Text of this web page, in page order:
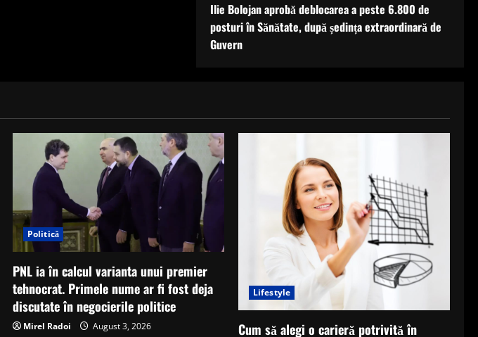
Ilie Bolojan aprobă deblocarea a peste 6.800 de
posturi în Sănătate, după ședința extraordinară de
Guvern
Politică
PNL ia în calcul varianta unui premier
tehnocrat. Primele nume ar fi fost deja
discutate în negocierile politice
Mirel Radoi August 3, 2026
Lifestyle
Cum să alegi o carieră potrivită în